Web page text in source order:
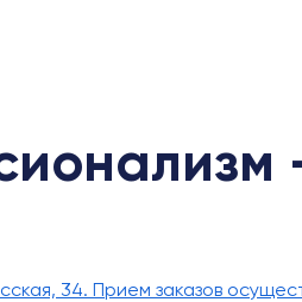
34. Прием заказов